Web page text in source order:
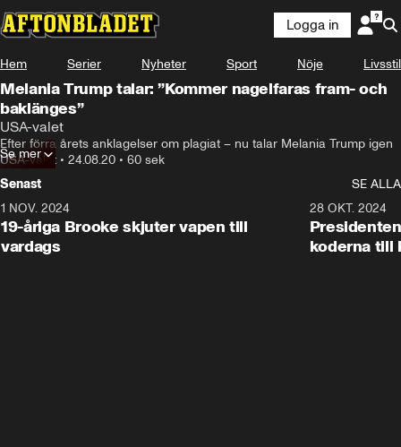
Logga in
Hem Serier Nyheter Sport Nöje Livsstil
Melania Trump talar: ”Kommer nagelfaras fram- och
baklänges”
USA-valet
Efter förra årets anklagelser om plagiat – nu talar Melania Trump igen
USA-valet • 24.08.20 • 60 sek
Se mer
Senast
SE ALLA
1 NOV. 2024
19-åriga Brooke skjuter vapen till
vardags
28 OKT. 2024
koderna till